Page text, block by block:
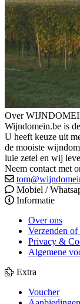
Over
Wijndomein.be is
U heeft keuze uit
de mooiste
luie zetel en wij
Neem contact met
Mobiel /
Informatie
Over ons
Verzenden of
Privacy &
Algemene
Extra
Voucher